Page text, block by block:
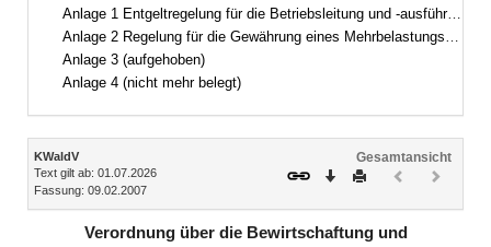
Anlage 1 Entgeltregelung für die Betriebsleitung und -ausführung im Körperschaftswald
Anlage 2 Regelung für die Gewährung eines Mehrbelastungsausgleichs für die Erbringung von Gemeinwohlleistungen im Körperschaftswald
Anlage 3 (aufgehoben)
Anlage 4 (nicht mehr belegt)
Inhalt
KWaldV
Text gilt ab: 01.07.2026
Fassung: 09.02.2007
Gesamtansicht
Download
DruckenVorheriges
(inaktiv)(inaktiv)
Verordnung über die Bewirtschaftung und